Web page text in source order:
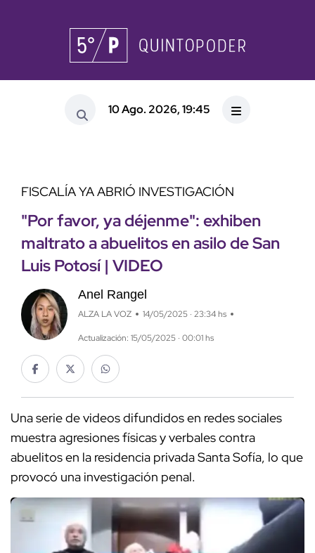
10 Ago. 2026, 19:45
FISCALÍA YA ABRIÓ INVESTIGACIÓN
"Por favor, ya déjenme": exhiben
maltrato a abuelitos en asilo de San
Luis Potosí | VIDEO
Anel Rangel
ALZA LA VOZ 14/05/2025 · 23:34 hs
Actualización: 15/05/2025 · 00:01 hs
Una serie de videos difundidos en redes sociales
muestra agresiones físicas y verbales contra
abuelitos en la residencia privada Santa Sofía, lo que
provocó una investigación penal.